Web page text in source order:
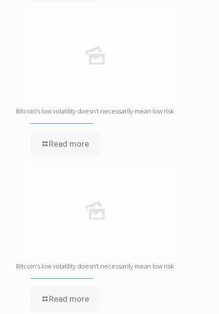
Bitcoin’s low volatility doesn’t necessarily mean low risk
Read more
Bitcoin’s low volatility doesn’t necessarily mean low risk
Read more